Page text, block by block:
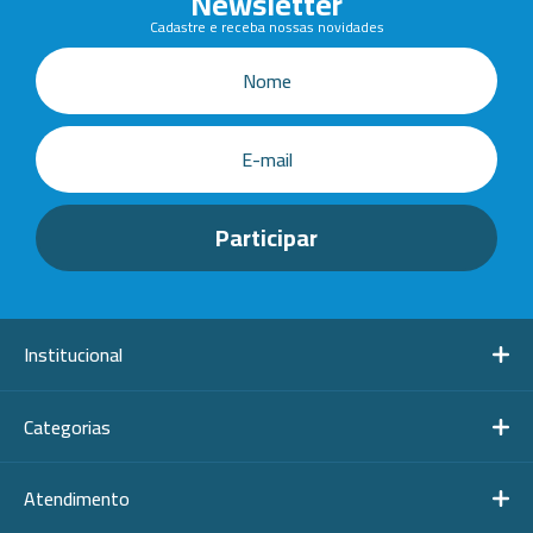
Cadastre e receba nossas novidades
Institucional
Categorias
Atendimento